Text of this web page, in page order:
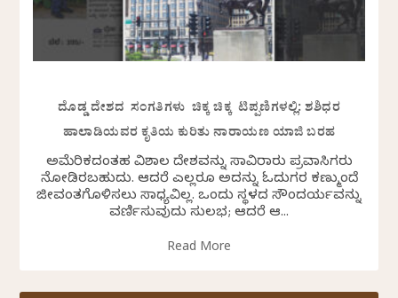
ದೊಡ್ಡ ದೇಶದ ಸಂಗತಿಗಳು ಚಿಕ್ಕ ಚಿಕ್ಕ ಟಿಪ್ಪಣಿಗಳಲ್ಲಿ: ಶಶಿಧರ
ಹಾಲಾಡಿಯವರ ಕೃತಿಯ ಕುರಿತು ನಾರಾಯಣ ಯಾಜಿ ಬರಹ
ಅಮೆರಿಕದಂತಹ ವಿಶಾಲ ದೇಶವನ್ನು ಸಾವಿರಾರು ಪ್ರವಾಸಿಗರು
ನೋಡಿರಬಹುದು. ಆದರೆ ಎಲ್ಲರೂ ಅದನ್ನು ಓದುಗರ ಕಣ್ಮುಂದೆ
ಜೀವಂತಗೊಳಿಸಲು ಸಾಧ್ಯವಿಲ್ಲ. ಒಂದು ಸ್ಥಳದ ಸೌಂದರ್ಯವನ್ನು
ವರ್ಣಿಸುವುದು ಸುಲಭ; ಆದರೆ ಆ...
Read More